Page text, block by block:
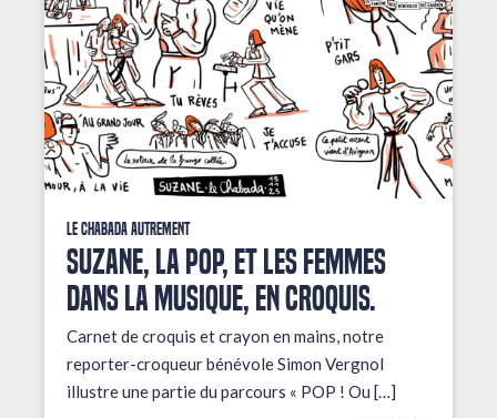
Le Chabada autrement
Suzane, la pop, et les femmes
dans la musique, en croquis.
Carnet de croquis et crayon en mains, notre
reporter-croqueur bénévole Simon Vergnol
illustre une partie du parcours « POP ! Ou […]